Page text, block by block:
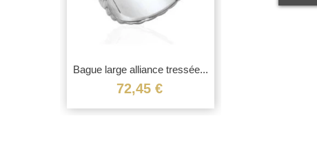
Vue rapide
Bague large alliance tressée...
72,45 €